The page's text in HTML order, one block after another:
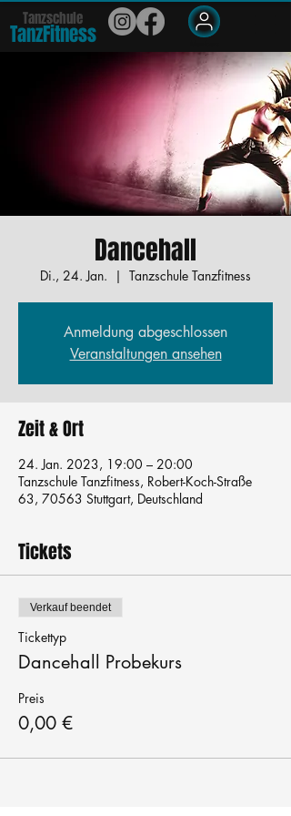
Tanzschule
TanzFitness
Dancehall
Di., 24. Jan.
  |
Tanzschule Tanzfitness
Anmeldung abgeschlossen
Veranstaltungen ansehen
Zeit & Ort
24. Jan. 2023, 19:00 – 20:00
Tanzschule Tanzfitness, Robert-Koch-Straße
63, 70563 Stuttgart, Deutschland
Tickets
Verkauf beendet
Tickettyp
Dancehall Probekurs
Preis
0,00 €